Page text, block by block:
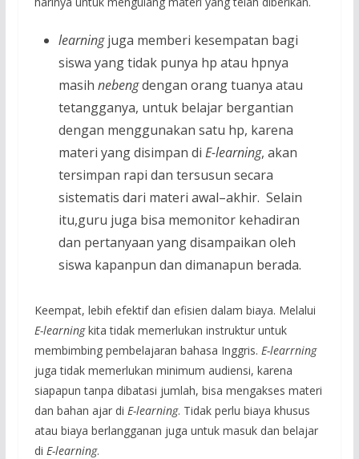
learningjuga memberi kesempatan bagi
siswa yang tidak punya hp atau hpnya
masih nebengdengan orang tuanya atau
tetangganya, untuk belajar bergantian
dengan menggunakan satu hp, karena
materi yang disimpan di E-learning, akan
tersimpan rapi dan tersusun secara
sistematis dari materi awal–akhir. Selain
itu,guru juga bisa memonitor kehadiran
dan pertanyaan yang disampaikan oleh
siswa kapanpun dan dimanapun berada.
Keempat, lebih efektif dan efisien dalam biaya. Melalui
E-learningkita tidak memerlukan instruktur untuk
membimbing pembelajaran bahasa Inggris. E-learrning
juga tidak memerlukan minimum audiensi, karena
siapapun tanpa dibatasi jumlah, bisa mengakses materi
dan bahan ajar di E-learning. Tidak perlu biaya khusus
atau biaya berlangganan juga untuk masuk dan belajar
di E-learning.